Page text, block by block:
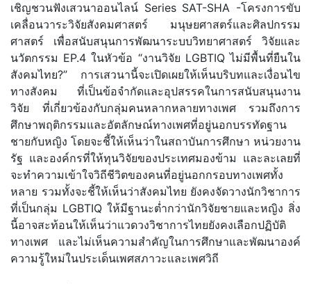
เชิญชวนฟังเสวนาออนไลน์ Series SAT-SHA -โครงการขับ
เคลื่อนวาระวิจัยสังคมศาสตร์ มนุษยศาสตร์และศิลปกรรม
ศาสตร์ เพื่อสนับสนุนการพัฒนาระบบวิทยาศาสตร์ วิจัยและ
นวัตกรรม EP.4 ในหัวข้อ “งานวิจัย LGBTIQ ไม่มีพื้นที่ยืนใน
สังคมไทย?” การเสวนานี้จะเปิดเผยให้เห็นบริบทและเงื่อนไข
ทางสังคม ที่เป็นข้อจำกัดและอุปสรรคในการสนับสนุนงาน
วิจัย ที่เกี่ยวข้องกับกลุ่มคนหลากหลายทางเพศ รวมถึงการ
ศึกษาพฤติกรรมและอัตลักษณ์ทางเพศที่อยู่นอกบรรทัดฐาน
ชายกับหญิง โดยจะชี้ให้เห็นว่าในสถาบันการศึกษา หน่วยงาน
รัฐ และองค์กรที่ให้ทุนวิจัยของประเทศมองข้าม และละเลยที่
จะทำความเข้าใจวิถีชีวิตของคนที่อยู่นอกกรอบทางเพศทั้ง
หลาย รวมทั้งจะชี้ให้เห็นว่าสังคมไทย ยังคงจัดวางนักวิชาการ
ที่เป็นกลุ่ม LGBTIQ ให้มีฐานะต่ำกว่านักวิจัยชายและหญิง สิ่ง
นี้อาจสะท้อนให้เห็นว่าแวดวงวิชาการไทยยังคงเลือกปฏิบัติ
ทางเพศ และไม่เห็นความสำคัญในการศึกษาและพัฒนาองค์
ความรู้ใหม่ในประเด็นเพศสภาวะและเพศวิถี